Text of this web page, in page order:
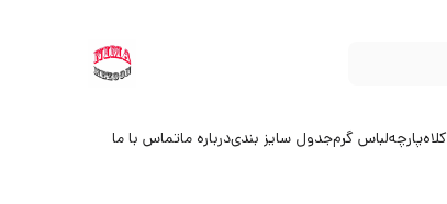
کلاهپارچهلباس گرمجدول سایز بندیدرباره ماتماس با ما